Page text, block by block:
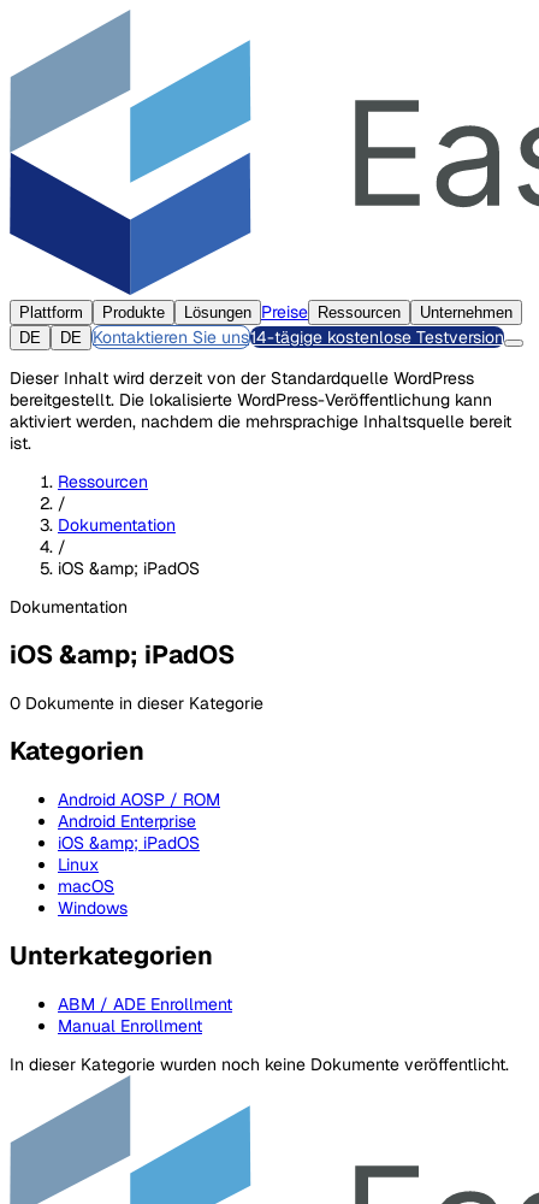
Plattform Produkte Lösungen Preise Ressourcen
Unternehmen
DE
DE Kontaktieren Sie uns14-tägige kostenlose Testversion
Dieser Inhalt wird derzeit von der Standardquelle WordPress
bereitgestellt. Die lokalisierte WordPress-Veröffentlichung kann
aktiviert werden, nachdem die mehrsprachige Inhaltsquelle bereit
ist.
Ressourcen
/
Dokumentation
/
iOS &amp; iPadOS
Dokumentation
iOS &amp; iPadOS
0 Dokumente in dieser Kategorie
Kategorien
Android AOSP / ROM
Android Enterprise
iOS &amp; iPadOS
Linux
macOS
Windows
Unterkategorien
ABM / ADE Enrollment
Manual Enrollment
In dieser Kategorie wurden noch keine Dokumente veröffentlicht.